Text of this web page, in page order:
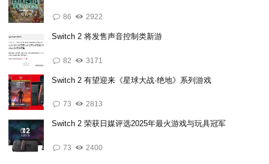
86 2922
Switch 2 将发售声音控制类新游
82 3171
Switch 2 有望迎来《星球大战·绝地》系列游戏
73 2813
Switch 2 荣获日媒评选2025年最火游戏与玩具冠军
73 2400